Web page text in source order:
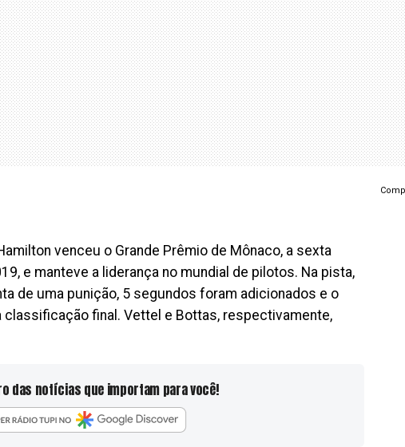
venceu o Grande Prêmio de Mônaco, a sexta
e manteve a liderança no mundial de pilotos. Na pista,
de uma punição, 5 segundos foram adicionados e o
classificação final. Vettel e Bottas, respectivamente,
das notícias que importam para você!